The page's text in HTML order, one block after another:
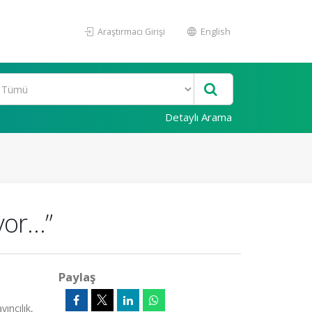
Araştırmacı Girişi English
Detaylı Arama
Paylaş